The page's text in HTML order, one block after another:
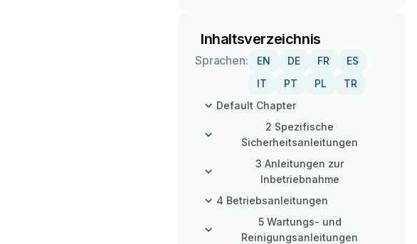
Inhaltsverzeichnis
Sprachen: EN DE FR
ES
IT
PT PL
TR
Default Chapter
2 Spezifische
Sicherheitsanleitungen
3 Anleitungen zur
Inbetriebnahme
4 Betriebsanleitungen
5 Wartungs- und
Reinigungsanleitungen